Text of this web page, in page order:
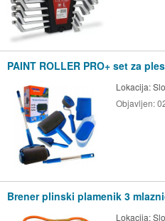
PAINT ROLLER PRO+ set za ples
Lokacija:
Objavljen:
Brener plinski plamenik 3
Lokacija: